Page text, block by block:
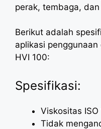
perak, tembaga,
Berikut adalah
aplikasi penggunaan
HVI 100:
Spesifikasi:
Viskositas ISO
Tidak